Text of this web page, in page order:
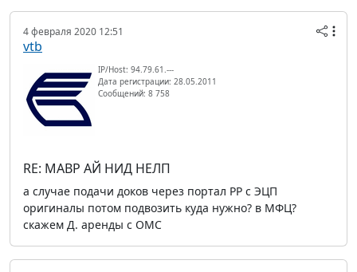
4 февраля 2020 12:51
vtb
IP/Host: 94.79.61.---
Дата регистрации: 28.05.2011
Сообщений: 8 758
RE: МАВР АЙ НИД НЕЛП
а случае подачи доков через портал РР с ЭЦП
оригиналы потом подвозить куда нужно? в МФЦ?
скажем Д. аренды с ОМС